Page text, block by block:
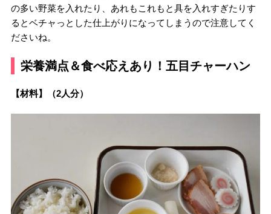
の多い野菜を入れたり、あれもこれもと具を入れすぎたりす
るとベチャっとした仕上がりになってしまうので注意してく
ださいね。
栄養満点＆食べ応えあり！五目チャーハン
【材料】（2人分）